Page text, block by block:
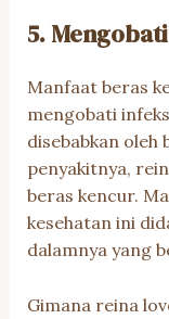
5.
Manfaat beras
mengobati
disebabkan
penyakitnya,
beras kencur.
kesehatan ini
dalamnya yang
Gimana reina